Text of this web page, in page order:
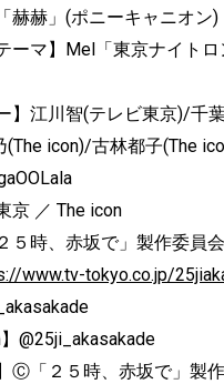
赫赫」(ポニーキャニオン)
ーマ】Mel「東京ナイト
】江川智(テレビ東京)/千
(The icon)/古林都子(The
京 ／ The icon
５時、赤坂で」製作委員会
www.tv-tokyo.co.jp/
@25ji_akasakade
Ⓒ「２５時、赤坂で」製